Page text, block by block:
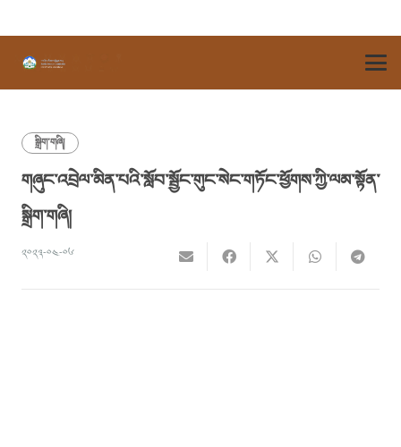
སྒྲིག་གཞི།
གཞུང་འབྲེལ་མིན་པའི་སློབ་སྦྱོང་གུང་སེང་གཏོང་ཕྱོགས་ཀྱི་ལམ་སྟོན་
སྒྲིག་གཞི།
༢༠༢༣-༠༤-༠༦